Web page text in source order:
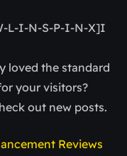
L-I-N-S-P-I-N-X]I
loved the standard
your visitors?
out new posts.
Reviews